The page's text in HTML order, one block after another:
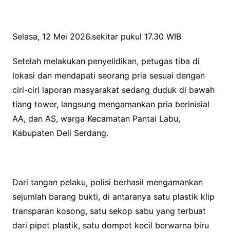
Selasa, 12 Mei 2026.sekitar pukul 17.30 WIB
Setelah melakukan penyelidikan, petugas tiba di
lokasi dan mendapati seorang pria sesuai dengan
ciri-ciri laporan masyarakat sedang duduk di bawah
tiang tower, langsung mengamankan pria berinisial
AA, dan AS, warga Kecamatan Pantai Labu,
Kabupaten Deli Serdang.
Dari tangan pelaku, polisi berhasil mengamankan
sejumlah barang bukti, di antaranya satu plastik klip
transparan kosong, satu sekop sabu yang terbuat
dari pipet plastik, satu dompet kecil berwarna biru